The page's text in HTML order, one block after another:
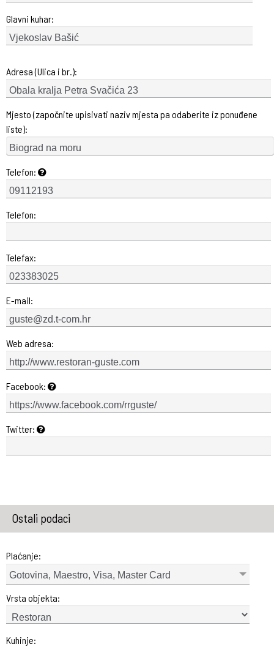
Glavni kuhar:
Adresa (Ulica i br.):
Mjesto (započnite upisivati naziv mjesta pa odaberite iz ponuđene
liste):
Telefon:
Telefon:
Telefax:
E-mail:
Web adresa:
Facebook:
Twitter:
Ostali podaci
Plaćanje:
Gotovina, Maestro, Visa, Master Card
Vrsta objekta:
Kuhinje: